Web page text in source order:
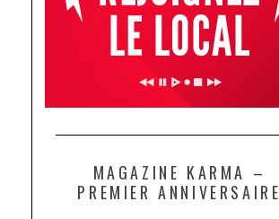
MAGAZINE KARMA –
PREMIER ANNIVERSAIRE